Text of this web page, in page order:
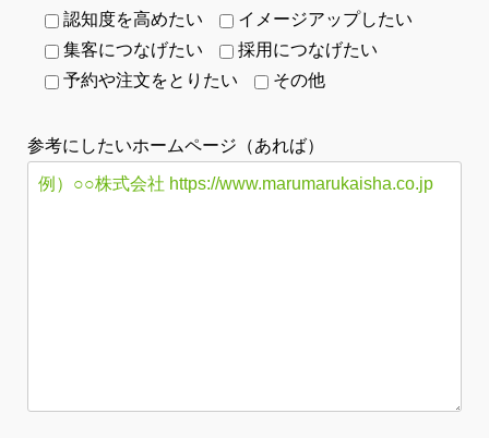
認知度を高めたい
イメージアップしたい
集客につなげたい
採用につなげたい
予約や注文をとりたい
その他
参考にしたいホームページ（あれば）